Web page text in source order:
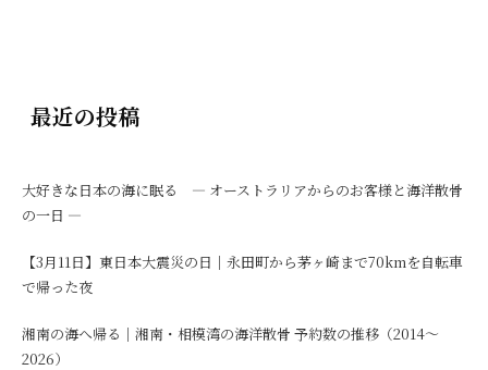
最近の投稿
大好きな日本の海に眠る ― オーストラリアからのお客様と海洋散骨
の一日 ―
【3月11日】東日本大震災の日｜永田町から茅ヶ崎まで70kmを自転車
で帰った夜
湘南の海へ帰る｜湘南・相模湾の海洋散骨 予約数の推移（2014〜
2026）